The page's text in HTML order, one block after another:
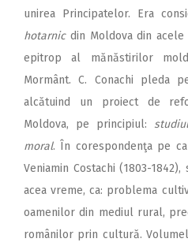
unirea Principatelor. Era
hotarnicdin Moldova din
epitrop al mănăstirilor
Mormânt. C. Conachi pleda
alcătuind un proiect de
Moldova, pe principiul:
moral. În corespondenţa pe
Veniamin Costachi (1803-
acea vreme, ca: problema
oamenilor din mediul rural,
românilor prin cultură.